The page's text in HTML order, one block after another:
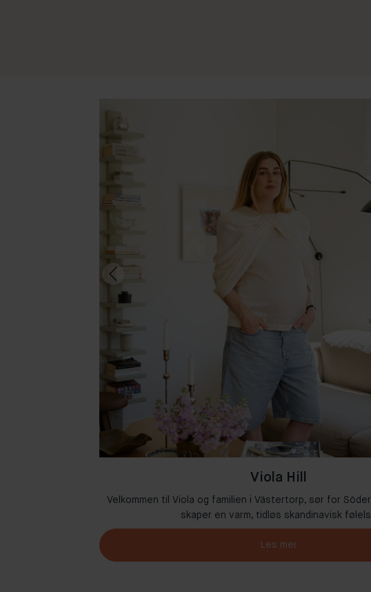
Viola Hill
Velkommen til Viola og familien i Västertorp, sør for
skaper en varm, tidløs skandinavisk
Les mer